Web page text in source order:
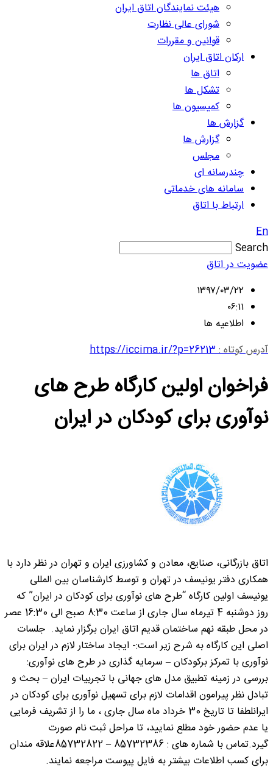
هیئت نمایندگان اتاق ایران
شورای عالی نظارت
قوانین و مقررات
ارکان اتاق ایران
اتاق ها
تشکل ها
کمیسیون ها
گزارش ها
گزارش ها
مجلس
چندرسانه ای
سامانه های خدماتی
ارتباط با اتاق
En
Search
عضویت در اتاق
۱۳۹۷/۰۳/۲۲
۰۶:۱۱
اطلاعیه ها
آدرس کوتاه :https://iccima.ir/?p=26213
فراخوان اولین کارگاه طرح های
نوآوری برای کودکان در ایران
اتاق بازرگانی، صنایع، معادن و کشاورزی ایران و تهران در نظر دارد با
همکاری دفتر یونیسف در تهران و توسط کارشناسان بین المللی
یونیسف اولین کارگاه “طرح های نوآوری برای کودکان در ایران” که
روز دوشنبه 4 تیرماه سال جاری از ساعت 8:30 صبح الی 16:30 عصر
در محل طبقه نهم ساختمان قدیم اتاق ایران برگزار نماید. جلسات
اصلی این کارگاه به شرح زیر است:- ایجاد ساختار لازم در ایران برای
نوآوری با تمرکز برکودکان – سرمایه گذاری در طرح های نوآوری:
بررسی در زمینه تطبیق مدل های جهانی با تجربیات ایران – بحث و
تبادل نظر پیرامون اقدامات لازم برای تسهیل نوآوری برای کودکان در
ایرانلطفا تا تاریخ 30 خرداد ماه سال جاری ، ما را از تشریف فرمایی
یا عدم حضور خود مطلع نمایید، تا مراحل ثبت نام صورت
گیرد.تماس با شماره های : 85732386 – 85732822علاقه مندان
برای کسب اطلاعات بیشتر به فایل پیوست مراجعه نمایند.